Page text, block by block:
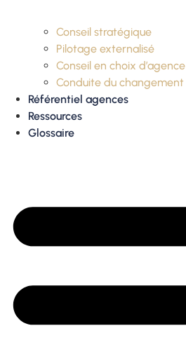
Conseil stratégique
Pilotage externalisé
Conseil en choix d’agence
Conduite du changement
Référentiel agences
Ressources
Glossaire